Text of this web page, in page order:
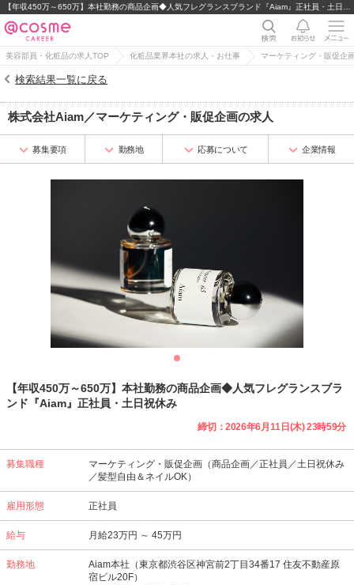
美容部員・化粧品の求人TOP 化粧品業界本社の求人・お仕事 マーケティング・販促企
検索結果一覧に戻る
株式会社Aiam／マーケティング・販促企画の求人
募集要項 勤務地 応募について 企業情報
【年収450万～650万】本社勤務の商品企画◆人気フレグランスブラ
ンド『Aiam』正社員・土日祝休み
締切：2026年6月11日(木) 23時59分
募集職種
マーケティング・販促企画（商品企画／正社員／土日祝休み
／髪型自由＆ネイルOK）
雇用形態 正社員
給与 月給23万円 ～ 45万円
勤務地
Aiam本社（東京都渋谷区神宮前2丁目34番17 住友不動産原
宿ビル20F）